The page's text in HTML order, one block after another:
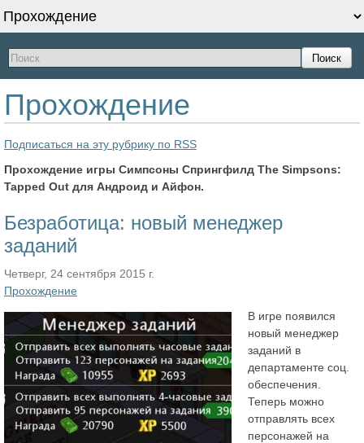
Поиск
Прохождение
Подписаться на эту рубрику по RSS
Прохождение игры Симпсоны Спрингфилд The Simpsons:
Tapped Out для Андроид и Айфон.
Безработица: новый менеджер
заданий
Четверг, 24 сентября 2015 г.
Прохождение
В игре появился
новый менеджер
заданий в
департаменте соц.
обеспечения.
Теперь можно
отправлять всех
персонажей на